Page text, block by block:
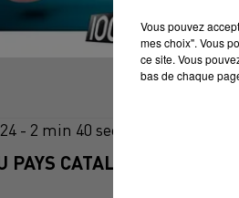
- 2 min 40 sec
PAYS CATALAN DU 16/12/
Vous pouvez
mes choix". Vous
ce site. Vous
bas de chaque